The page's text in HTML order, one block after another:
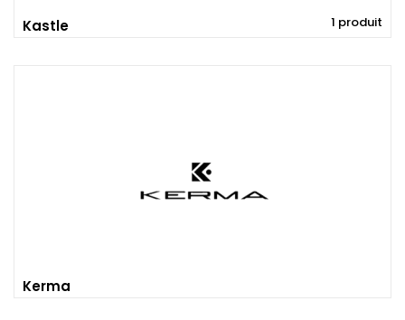
Kastle 1 produit
Kerma